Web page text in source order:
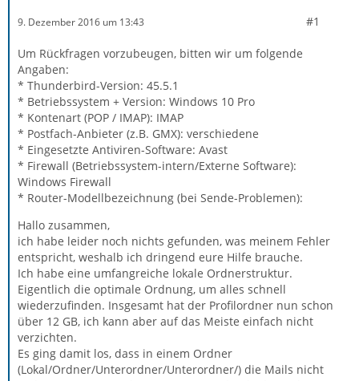
9. Dezember 2016 um 13:43 #1
Um Rückfragen vorzubeugen, bitten wir um folgende
Angaben:
* Thunderbird-Version: 45.5.1
* Betriebssystem + Version: Windows 10 Pro
* Kontenart (POP / IMAP): IMAP
* Postfach-Anbieter (z.B. GMX): verschiedene
* Eingesetzte Antiviren-Software: Avast
* Firewall (Betriebssystem-intern/Externe Software):
Windows Firewall
* Router-Modellbezeichnung (bei Sende-Problemen):
Hallo zusammen,
ich habe leider noch nichts gefunden, was meinem Fehler
entspricht, weshalb ich dringend eure Hilfe brauche.
Ich habe eine umfangreiche lokale Ordnerstruktur.
Eigentlich die optimale Ordnung, um alles schnell
wiederzufinden. Insgesamt hat der Profilordner nun schon
über 12 GB, ich kann aber auf das Meiste einfach nicht
verzichten.
Es ging damit los, dass in einem Ordner
(Lokal/Ordner/Unterordner/Unterordner/) die Mails nicht